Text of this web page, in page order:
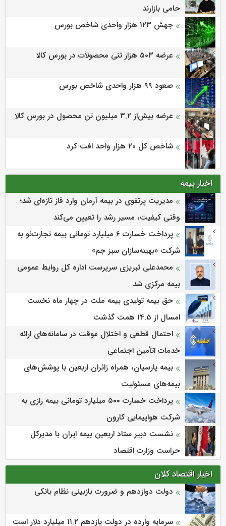
حامی بازارند
جهش ۱۲۳ هزار واحدی شاخص بورس
عرضه ۵۰۳ هزار تنی محصولات در بورس کالا
صعود ۹۹ هزار واحدی شاخص بورس
عرضه بیش‌از ۳.۲ میلیون تن محصول در بورس کالا
شاخص کل ۲۰ هزار واحد افت کرد
اخبار بیمه
مدیریت پرتفوی در بیمه آرمان وارد فاز تازه‌ای شد؛
وقتی کیفیت، مسیر رشد را تعیین می‌کند
پرداخت خسارت ۶ میلیارد تومانی بیمه تجارت‌نو به
شرکت «بهینه‌سازان سبز جم»
محمدعلی تبریزی سرپرست اداره كل روابط عمومی
بیمه مركزی شد
حق بیمه تولیدی بیمه ملت در چهار ماه نخست
امسال از 14.5 همت گذشت
احتمال قطعی و اختلال موقت در سامانه‌های ارائه
خدمات اتأمین اجتماعی
بیمه پارسیان، همراه زائران اربعین با پوشش‌های
بیمه‌های مسئولیت
پرداخت خسارت ۵۰۰ میلیارد تومانی بیمه رازی به
شرکت هواپیمایی کارون
نشست دبیر ستاد اربعین بیمه ایران با مدیرکل
حراست وزارت اقتصاد
اخبار اقتصاد کلان
دولت دوازدهم و ضرورت بازبینی نظام بانکی
سرمایه وارده در دولت یازدهم ۱۱.۲ میلیارد دلار است